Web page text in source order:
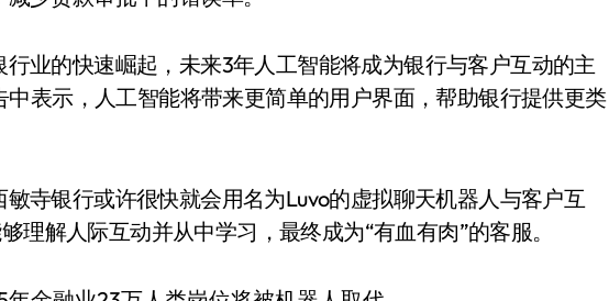
业的快速崛起，未来3年人工智能将成为银行与客户互动的主
表示，人工智能将带来更简单的用户界面，帮助银行提供更类
寺银行或许很快就会用名为Luvo的虚拟聊天机器人与客户互
理解人际互动并从中学习，最终成为“有血有肉”的客服。